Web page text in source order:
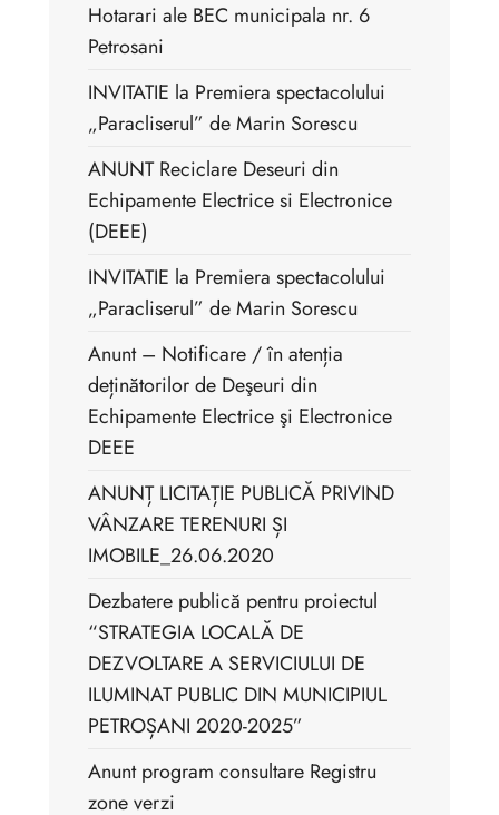
Hotarari ale BEC municipala nr. 6
Petrosani
INVITATIE la Premiera spectacolului
„Paracliserul” de Marin Sorescu
ANUNT Reciclare Deseuri din
Echipamente Electrice si Electronice
(DEEE)
INVITATIE la Premiera spectacolului
„Paracliserul” de Marin Sorescu
Anunt – Notificare / în atenția
deținătorilor de Deşeuri din
Echipamente Electrice şi Electronice
DEEE
ANUNȚ LICITAȚIE PUBLICĂ PRIVIND
VÂNZARE TERENURI ȘI
IMOBILE_26.06.2020
Dezbatere publică pentru proiectul
“STRATEGIA LOCALĂ DE
DEZVOLTARE A SERVICIULUI DE
ILUMINAT PUBLIC DIN MUNICIPIUL
PETROȘANI 2020-2025”
Anunt program consultare Registru
zone verzi